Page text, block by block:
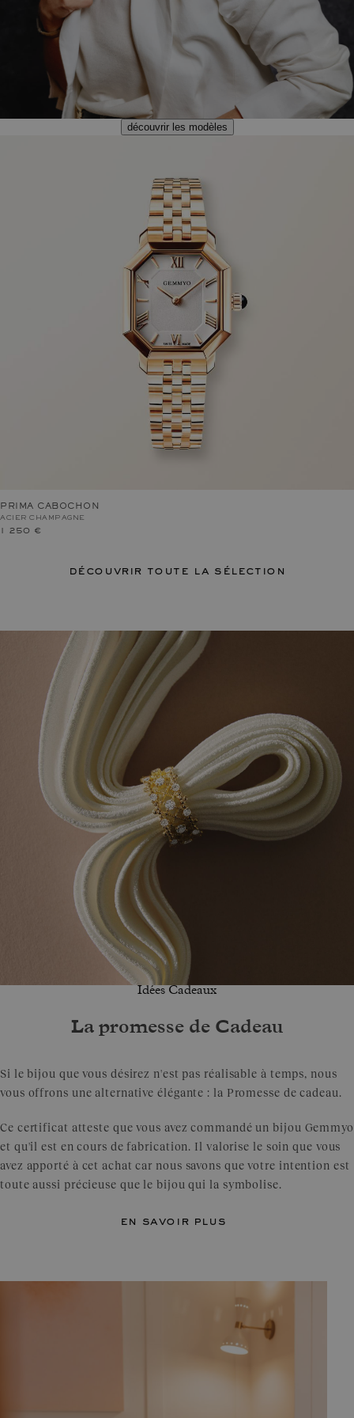
découvrir les modèles
PRIMA CABOCHON
ACIER CHAMPAGNE
1 250 €
découvrir toute la sélection
Idées Cadeaux
La promesse de Cadeau
Si le bijou que vous désirez n'est pas réalisable à temps, nous
vous offrons une alternative élégante : la Promesse de cadeau.
Ce certificat atteste que vous avez commandé un bijou Gemmyo
et qu'il est en cours de fabrication. Il valorise le soin que vous
avez apporté à cet achat car nous savons que votre intention est
toute aussi précieuse que le bijou qui la symbolise.
en savoir plus